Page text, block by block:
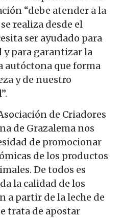
“debe atender a la
realiza desde el
ser ayudado para
y para garantizar la
autóctona que forma
y de nuestro
de Criadores
de Grazalema nos
de promocionar
de los productos
De todos es
la calidad de los
a partir de la leche de
trata de apostar